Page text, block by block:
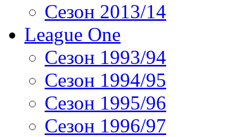
Сезон 2013/14
League One
Сезон 1993/94
Сезон 1994/95
Сезон 1995/96
Сезон 1996/97